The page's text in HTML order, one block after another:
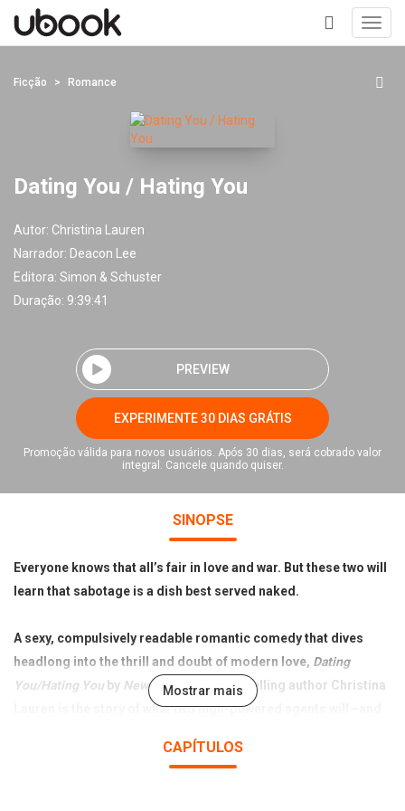
+
Ficção Romance
Dating You / Hating You
Autor: Christina Lauren
Narrador: Deacon Lee
Editora: Simon & Schuster
Duração: 9:39:41
PREVIEW
EXPERIMENTE 30 DIAS GRÁTIS
Promoção válida para novos usuários. Após 30 dias, será cobrado valor
integral. Cancele quando quiser.
SINOPSE
Everyone knows that all’s fair in love and war. But these two will
learn that sabotage is a dish best served naked.
A sexy, compulsively readable romantic comedy that dives
headlong into the thrill and doubt of modern love, Dating
You/Hating You by New York Timesbestselling author Christina
Lauren is the story of what two high-powered agents will—and
Mostrar mais
CAPÍTULOS